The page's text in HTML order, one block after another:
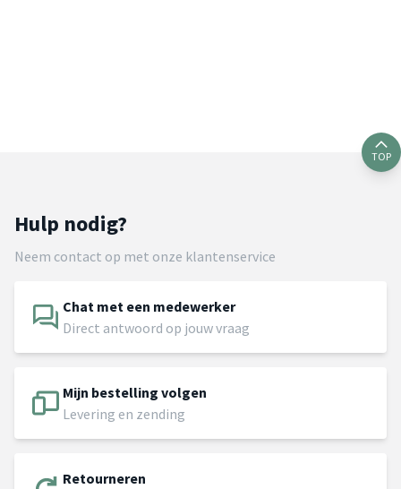
TOP
Hulp nodig?
Neem contact op met onze klantenservice
Chat met een medewerker
Direct antwoord op jouw vraag
Mijn bestelling volgen
Levering en zending
Retourneren